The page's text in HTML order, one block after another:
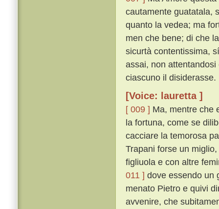
cautamente guatatala,
quanto la vedea; ma
men che bene; di che
sicurtà contentissima,
assai, non
ciascuno il disiderasse.
[Voice: lauretta ]
[ 009 ] Ma, mentre che
la fortuna, come se
cacciare la temorosa
Trapani forse un
figliuola e con altre
011 ] dove essendo un
menato Pietro e quivi
avvenire, che